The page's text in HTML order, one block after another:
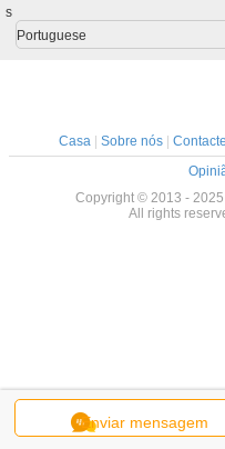
Enviar mensagem
s
Portuguese
Casa Sobre nós
Copyright © 2013 -
All rights